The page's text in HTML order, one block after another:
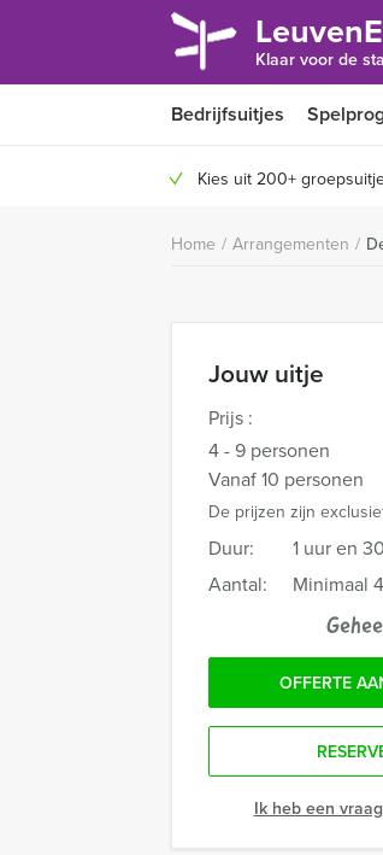
Klaar voor de
Bedrijfsuitjes
Kies uit 200+
Home / Arrangementen /
Jouw uitje
Prijs :
4 - 9 personen
Vanaf 10 personen
De prijzen zijn
Duur:
1 uur en
Aantal:
Minimaal
OFFERTE
Ik heb een